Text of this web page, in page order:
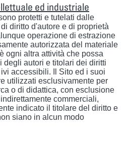
ed industriale
protetti e tutelati dalle
diritto d'autore e di proprietà
operazione di estrazione
autorizzata del materiale
ogni altra attività che possa
degli autori e titolari dei diritti
accessibili. Il Sito ed i suoi
utilizzati esclusivamente per
o di didattica, con esclusione
commerciali,
indicato il titolare del diritto e
siano in alcun modo